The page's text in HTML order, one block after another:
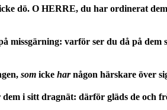
dö. O HERRE, du har ordinerat
missgärning: varför ser du då på
som icke harnågon härskare över
i sitt dragnät: därför gläds de och